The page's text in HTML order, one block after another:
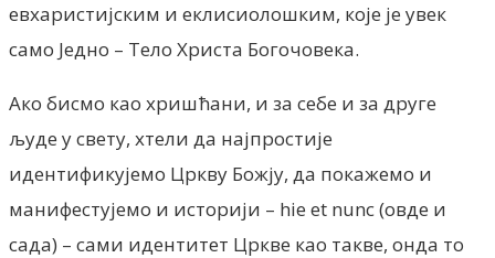
евхаристијским и еклисиолошким, које je увек
само Једно – Тело Христа Богочовека.
Ако бисмо као хришћани, и за себе и за друге
људе у свету, хтели да најпростије
идентификујемо Цркву Божју, да покажемо и
манифестујемо и историји – hie et nunc (овде и
сада) – сами идентитет Цркве као такве, онда то